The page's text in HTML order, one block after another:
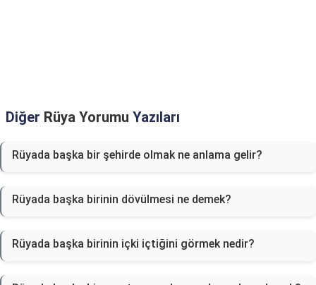
Diğer Rüya Yorumu Yazıları
Rüyada başka bir şehirde olmak ne anlama gelir?
Rüyada başka birinin dövülmesi ne demek?
Rüyada başka birinin içki içtiğini görmek nedir?